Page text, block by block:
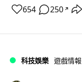
654 250 ↗
科技娛樂 遊戲情報